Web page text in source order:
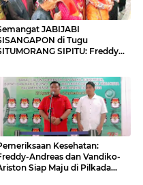
JABIJABI
di Tugu
SIPITU: Freddy
Kesehatan:
Andreas dan Vandiko-
Siap Maju di Pilkada